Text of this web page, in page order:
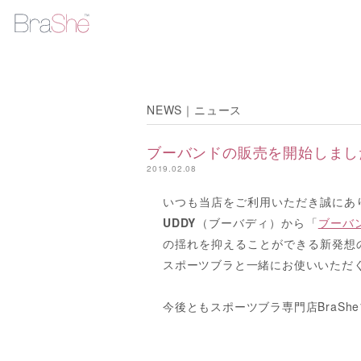
NEWS｜ニュース
ブーバンドの販売を開始しまし
2019.02.08
いつも当店をご利用いただき誠に
UDDY （ブーバディ）から「ブーバ
の揺れを抑えることができる新発想
スポーツブラと一緒にお使いいただ
今後ともスポーツブラ専門店